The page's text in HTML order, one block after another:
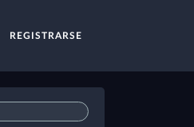
REGISTRARSE